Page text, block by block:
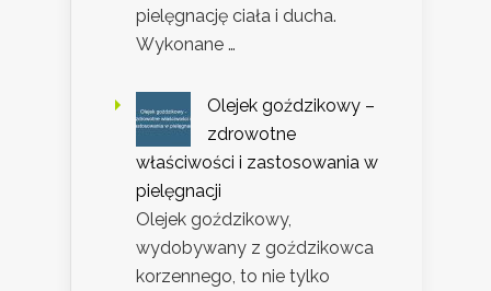
pielęgnację ciała i ducha.
Wykonane …
Olejek goździkowy –
zdrowotne
właściwości i zastosowania w
pielęgnacji
Olejek goździkowy,
wydobywany z goździkowca
korzennego, to nie tylko